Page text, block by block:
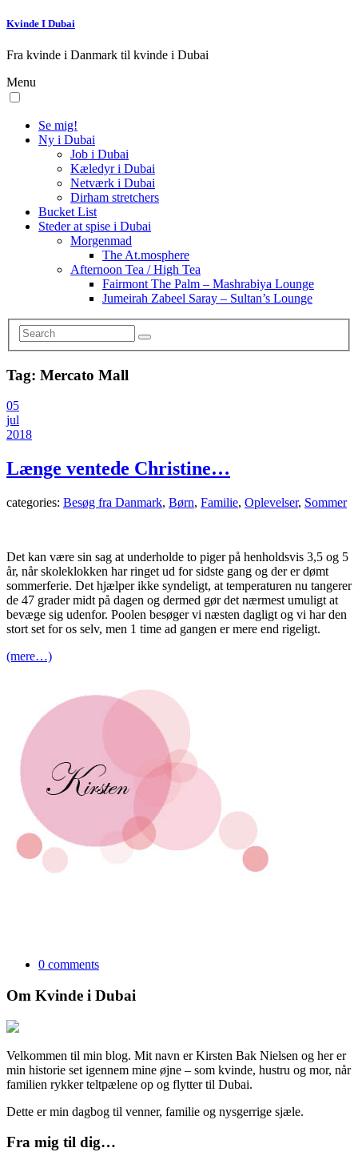
Kvinde I Dubai
Fra kvinde i Danmark til kvinde i Dubai
Menu
Se mig!
Ny i Dubai
Job i Dubai
Kæledyr i Dubai
Netværk i Dubai
Dirham stretchers
Bucket List
Steder at spise i Dubai
Morgenmad
The At.mosphere
Afternoon Tea / High Tea
Fairmont The Palm – Mashrabiya Lounge
Jumeirah Zabeel Saray – Sultan’s Lounge
Tag: Mercato Mall
05
jul
2018
Længe ventede Christine…
categories: Besøg fra Danmark, Børn, Familie, Oplevelser, Sommer
Det kan være sin sag at underholde to piger på henholdsvis 3,5 og 5
år, når skoleklokken har ringet ud for sidste gang og der er dømt
sommerferie. Det hjælper ikke syndeligt, at temperaturen nu tangerer
de 47 grader midt på dagen og dermed gør det nærmest umuligt at
bevæge sig udenfor. Poolen besøger vi næsten dagligt og vi har den
stort set for os selv, men 1 time ad gangen er mere end rigeligt.
(mere…)
0 comments
Om Kvinde i Dubai
Velkommen til min blog. Mit navn er Kirsten Bak Nielsen og her er
min historie set igennem mine øjne – som kvinde, hustru og mor, når
familien rykker teltpælene op og flytter til Dubai.
Dette er min dagbog til venner, familie og nysgerrige sjæle.
Fra mig til dig…